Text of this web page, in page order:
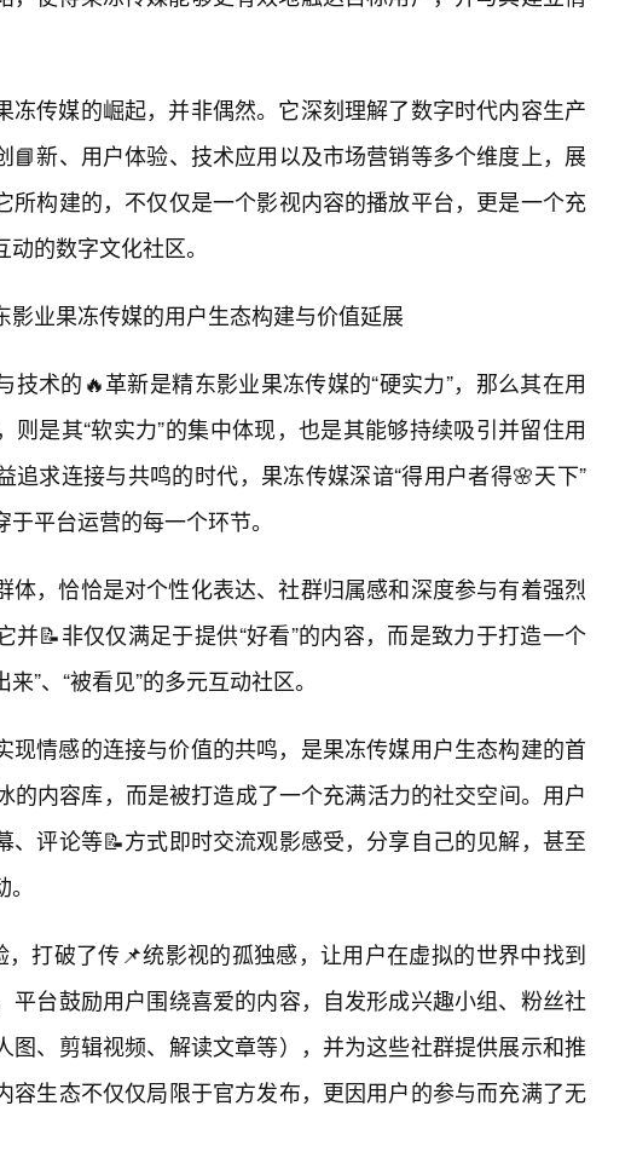
冻传媒的崛起，并非偶然。它深刻理解了数字时代内容生产
📘新、用户体验、技术应用以及市场营销等多个维度上，展
所构建的，不仅仅是一个影视内容的播放平台，更是一个充
的数字文化社区。
影业果冻传媒的用户生态构建与价值延展
技术的🔥革新是精东影业果冻传媒的“硬实力”，那么其在用
则是其“软实力”的集中体现，也是其能够持续吸引并留住用
追求连接与共鸣的时代，果冻传媒深谙“得用户者得🌸天下”
平台运营的每一个环节。
体，恰恰是对个性化表达、社群归属感和深度参与有着强烈
并📝非仅仅满足于提供“好看”的内容，而是致力于打造一个
”、“被看见”的多元互动社区。
现情感的连接与价值的共鸣，是果冻传媒用户生态构建的首
的内容库，而是被打造成了一个充满活力的社交空间。用户
、评论等📝方式即时交流观影感受，分享自己的见解，甚至
，打破了传📌统影视的孤独感，让用户在虚拟的世界中找到
平台鼓励用户围绕喜爱的内容，自发形成兴趣小组、粉丝社
图、剪辑视频、解读文章等），并为这些社群提供展示和推
容生态不仅仅局限于官方发布，更因用户的参与而充满了无